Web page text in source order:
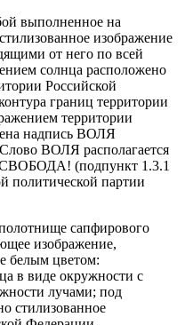
выполненное на
изображение
от него по всей
солнца расположено
Российской
границ территории
территории
надпись ВОЛЯ
ВОЛЯ располагается
(подпункт 1.3.1
политической партии
сапфирового
изображение,
белым цветом:
в виде окружности с
лучами; под
стилизованное